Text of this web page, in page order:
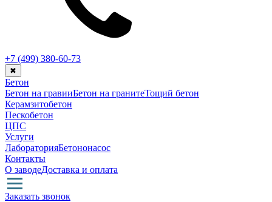
+7 (499) 380-60-73
✖
Бетон
Бетон на гравииБетон на гранитеТощий бетон
Керамзитобетон
Пескобетон
ЦПС
Услуги
ЛабораторияБетононасос
Контакты
О заводеДоставка и оплата
Заказать звонок